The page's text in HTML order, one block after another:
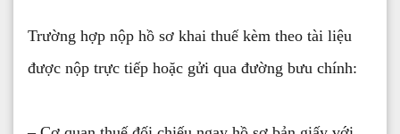
Trường hợp nộp hồ sơ khai thuế kèm theo tài liệu
được nộp trực tiếp hoặc gửi qua đường bưu chính: